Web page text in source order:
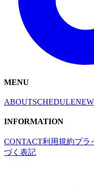
MENU
ABOUTSCHEDULE
INFORMATION
CONTACT利用規約プラ
づく表記